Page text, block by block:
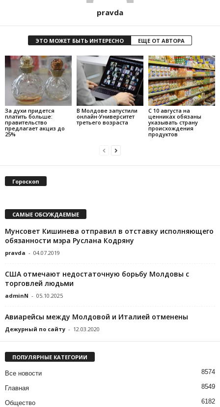
pravda
ЭТО МОЖЕТ БЫТЬ ИНТЕРЕСНО ЕЩЕ ОТ АВТОРА
За духи придется
платить больше:
правительство
предлагает акциз до
25%
В Молдове запустили
онлайн-Университет
третьего возраста
С 10 августа на
ценниках обязаны
указывать страну
происхождения
продуктов
Гороскоп
САМЫЕ ОБСУЖДАЕМЫЕ
Мунсовет Кишинева отправил в отставку исполняющего
обязанности мэра Руслана Кодряну
pravda - 04.07.2019
США отмечают недостаточную борьбу Молдовы с
торговлей людьми
adminN - 05.10.2025
Авиарейсы между Молдовой и Италией отменены
Дежурный по сайту - 12.03.2020
ПОПУЛЯРНЫЕ КАТЕГОРИИ
Все новости 8574
Главная 8549
Общество 6182